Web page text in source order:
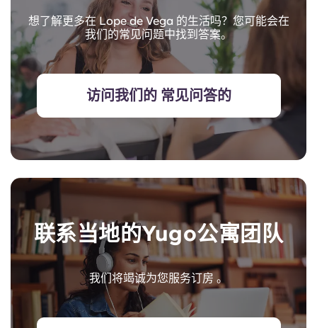
想了解更多在 Lope de Vega 的生活吗？您可能会在
我们的常见问题中找到答案。
访问我们的 常见问答的
联系当地的Yugo公寓团队
我们将竭诚为您服务订房 。